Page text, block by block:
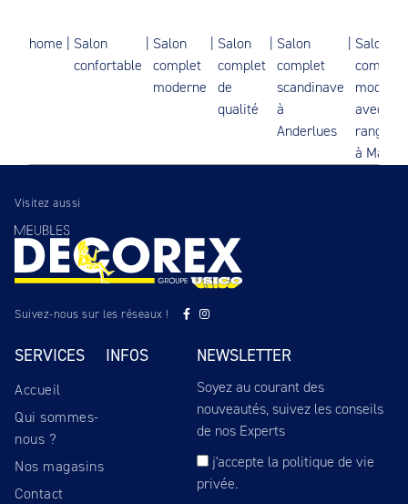
home | Salon
confortable
| Salon
complet
moderne
| Salon
complet
de
qualité
| Salon
complet
scandinave
à
Anderlues
| Salon
complet
avec
à
Visitez aussi
Suivez-nous sur les réseaux !
SERVICES
Accueil
Qui sommes-
nous ?
Nos magasins
Contact
INFOS NEWSLETTER
Soyez au courant des
nouveautés, suivez les conseils
de nos Experts
j'accepte la politique de vie
privée.